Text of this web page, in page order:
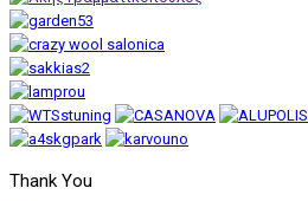
Thank You